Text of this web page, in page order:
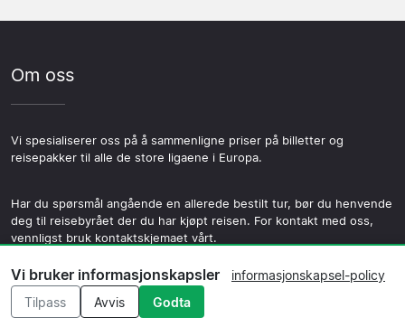
Om oss
Vi spesialiserer oss på å sammenligne priser på billetter og
reisepakker til alle de store ligaene i Europa.
Har du spørsmål angående en allerede bestilt tur, bør du henvende
deg til reisebyrået der du har kjøpt reisen. For kontakt med oss,
vennligst bruk kontaktskjemaet vårt.
Meny
Vi bruker informasjonskapsler
informasjonskapsel-policy
Tilpass
Avvis Godta